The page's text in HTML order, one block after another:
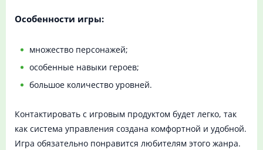
Особенности игры:
множество персонажей;
особенные навыки героев;
большое количество уровней.
Контактировать с игровым продуктом будет легко, так
как система управления создана комфортной и удобной.
Игра обязательно понравится любителям этого жанра.